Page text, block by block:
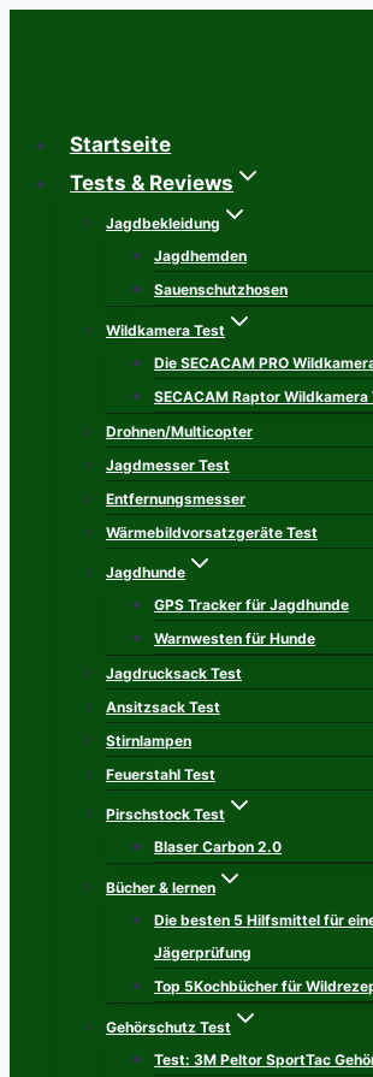
Startseite
Tests & Reviews
Jagdbekleidung
Jagdhemden
Sauenschutzhosen
Wildkamera Test
Die SECACAM PRO
SECACAM Raptor Wildkamera
Drohnen/Multicopter
Jagdmesser Test
Entfernungsmesser
Wärmebildvorsatzgeräte Test
Jagdhunde
GPS Tracker für Jagdhunde
Warnwesten für Hunde
Jagdrucksack Test
Ansitzsack Test
Stirnlampen
Feuerstahl Test
Pirschstock Test
Blaser Carbon 2.0
Bücher & lernen
Die besten 5 Hilfsmittel für
Jägerprüfung
Top 5Kochbücher für
Gehörschutz Test
Test: 3M Peltor SportTac